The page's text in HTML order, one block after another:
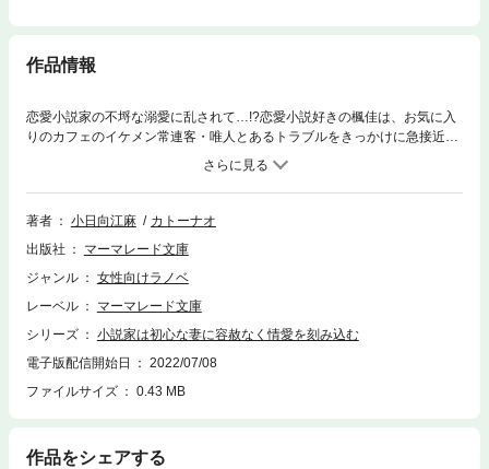
作品情報
恋愛小説家の不埒な溺愛に乱されて…!?恋愛小説好きの楓佳は、お気に入
りのカフェのイケメン常連客・唯人とあるトラブルをきっかけに急接近
し、彼が作家だと知る。大人の色気満載な唯人に、“恋愛未経験”という楓
佳の悩みを相談すると、「そのコンプレックスを解消してやる」と彼に誘
われて…!? とろけるほど甘いデートや濃密なキスを皮切りに、楓佳は彼
の艶やかな激愛に溺れていき…。
著者 小日向江麻
カトーナオ
出版社
マーマレード文庫
ジャンル
女性向けラノベ
レーベル
マーマレード文庫
シリーズ
小説家は初心な妻に容赦なく情愛を刻み込む
電子版配信開始日
2022/07/08
ファイルサイズ
0.43 MB
作品をシェアする